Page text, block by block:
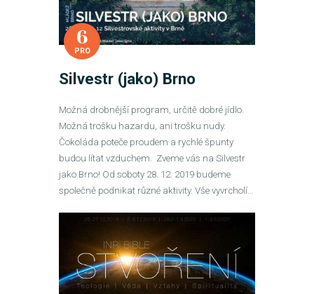
6
PRO
Silvestr (jako) Brno
Možná drobnější program, určitě dobré jídlo.
Možná trošku hazardu, ani trošku nudy.
Čokoláda poteče proudem a rychlé špunty
budou lítat vzduchem. Zveme vás na Silvestr
jako Brno! Od soboty 28. 12. 2019 budeme
společně podnikat různé aktivity. Vše vyvrcholí…